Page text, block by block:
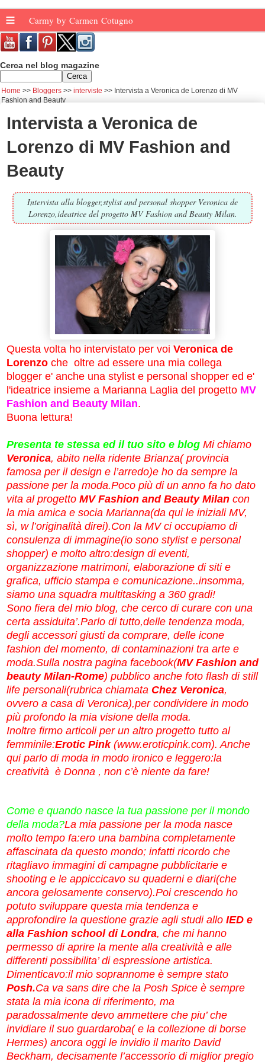
≡ Carmy by Carmen Cotugno
Cerca nel blog magazine
Home Bloggers interviste
Intervista a Veronica de Lorenzo di MV
Fashion and Beauty
Intervista a Veronica de
Lorenzo di MV Fashion and
Beauty
Intervista alla blogger,stylist and personal shopper Veronica de
Lorenzo,ideatrice del progetto MV Fashion and Beauty Milan.
Questa volta ho intervistato per voi Veronica de
Lorenzo che oltre ad essere una mia collega
blogger e' anche una stylist e personal shopper ed e'
l'ideatrice insieme a Marianna Laglia del progetto MV
Fashion and Beauty Milan.
Buona lettura!
Presenta te stessa ed il tuo sito e blog Mi chiamo
Veronica, abito nella ridente Brianza( provincia
famosa per il design e l’arredo)e ho da sempre la
passione per la moda.Poco più di un anno fa ho dato
vita al progetto MV Fashion and Beauty Milan con
la mia amica e socia Marianna(da qui le iniziali MV,
sì, w l’originalità direi).Con la MV ci occupiamo di
consulenza di immagine(io sono stylist e personal
shopper) e molto altro:design di eventi,
organizzazione matrimoni, elaborazione di siti e
grafica, ufficio stampa e comunicazione..insomma,
siamo una squadra multitasking a 360 gradi!
Sono fiera del mio blog, che cerco di curare con una
certa assiduita’.Parlo di tutto,delle tendenza moda,
degli accessori giusti da comprare, delle icone
fashion del momento, di contaminazioni tra arte e
moda.Sulla nostra pagina facebook(MV Fashion and
beauty Milan-Rome) pubblico anche foto flash di still
life personali(rubrica chiamata Chez Veronica,
ovvero a casa di Veronica),per condividere in modo
più profondo la mia visione della moda.
Inoltre firmo articoli per un altro progetto tutto al
femminile:Erotic Pink(www.eroticpink.com). Anche
qui parlo di moda in modo ironico e leggero:la
creatività è Donna , non c’è niente da fare!
Come e quando nasce la tua passione per il mondo
della moda?La mia passione per la moda nasce
molto tempo fa:ero una bambina completamente
affascinata da questo mondo; infatti ricordo che
ritagliavo immagini di campagne pubblicitarie e
shooting e le appiccicavo su quaderni e diari(che
ancora gelosamente conservo).Poi crescendo ho
potuto sviluppare questa mia tendenza e
approfondire la questione grazie agli studi allo IED e
alla Fashion school di Londra, che mi hanno
permesso di aprire la mente alla creatività e alle
differenti possibilita’ di espressione artistica.
Dimenticavo:il mio soprannome è sempre stato
Posh.Ca va sans dire che la Posh Spice è sempre
stata la mia icona di riferimento, ma
paradossalmente devo ammettere che piu’ che
invidiare il suo guardaroba( e la collezione di borse
Hermes) ancora oggi le invidio il marito David
Beckham, decisamente l’accessorio di miglior pregio